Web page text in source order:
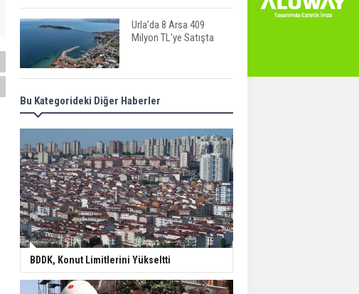
Urla’da 8 Arsa 409
Milyon TL’ye Satışta
Kalyon İnşaat BAE'nin İlk
Yüksek Hızlı Demiryolu
ABD'de Konut Kredisi
Faizi Son Bir Yılın En
Yüksek Seviyesinde
TOKİ 51 İlde 540 Konut
ve İş Yerini Satışa
Sunuyor
Bu Kategorideki Diğer Haberler
BDDK, Konut Limitlerini Yükseltti